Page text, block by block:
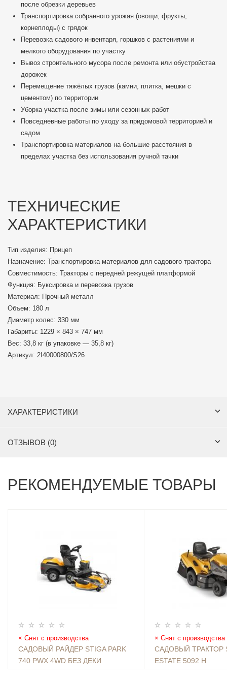
после обрезки деревьев
Транспортировка собранного урожая (овощи, фрукты,
корнеплоды) с грядок
Перевозка садового инвентаря, горшков с растениями и
мелкого оборудования по участку
Вывоз строительного мусора после ремонта или обустройства
дорожек
Перемещение тяжёлых грузов (камни, плитка, мешки с
цементом) по территории
Уборка участка после зимы или сезонных работ
Повседневные работы по уходу за придомовой территорией и
садом
Транспортировка материалов на большие расстояния в
пределах участка без использования ручной тачки
ТЕХНИЧЕСКИЕ
ХАРАКТЕРИСТИКИ
Тип изделия: Прицеп
Назначение: Транспортировка материалов для садового трактора
Совместимость: Тракторы с передней режущей платформой
Функция: Буксировка и перевозка грузов
Материал: Прочный металл
Объем: 180 л
Диаметр колес: 330 мм
Габариты: 1229 × 843 × 747 мм
Вес: 33,8 кг (в упаковке — 35,8 кг)
Артикул: 2I40000800/S26
ХАРАКТЕРИСТИКИ
ОТЗЫВОВ (0)
РЕКОМЕНДУЕМЫЕ ТОВАРЫ
Снят с производства
САДОВЫЙ РАЙДЕР STIGA PARK
740 PWX 4WD БЕЗ ДЕКИ
Снят с производства
САДОВЫЙ ТРАКТОР
ESTATE 5092 H